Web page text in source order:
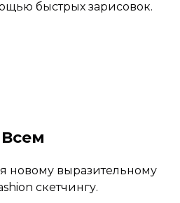
быстрых зарисовок.
Всем
новому выразительному
скетчингу.